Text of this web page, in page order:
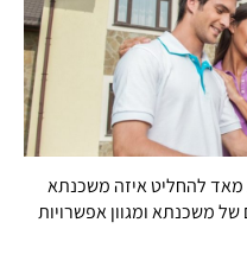
מאד להחליט איזה משכנתא
משכנתא ומגוון אפשרויות